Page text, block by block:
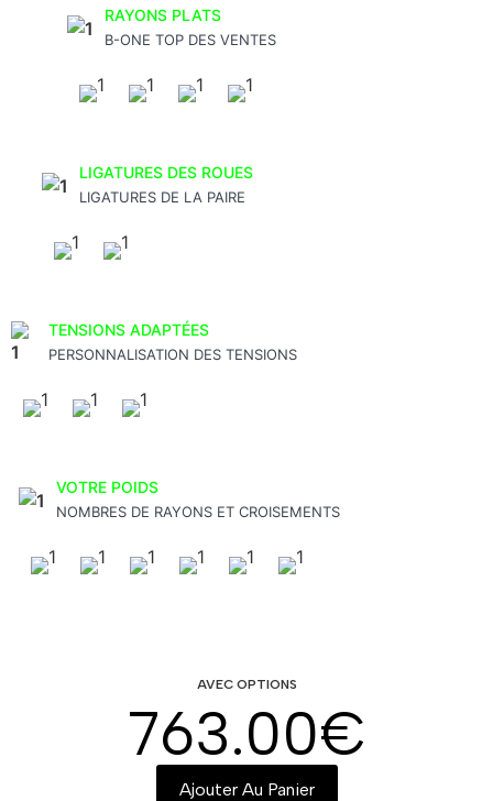
RAYONS PLATS
B-ONE TOP DES VENTES
LIGATURES DES ROUES
LIGATURES DE LA PAIRE
TENSIONS ADAPTÉES
PERSONNALISATION DES TENSIONS
VOTRE POIDS
NOMBRES DE RAYONS ET CROISEMENTS
AVEC OPTIONS
763.00€
Ajouter Au Panier